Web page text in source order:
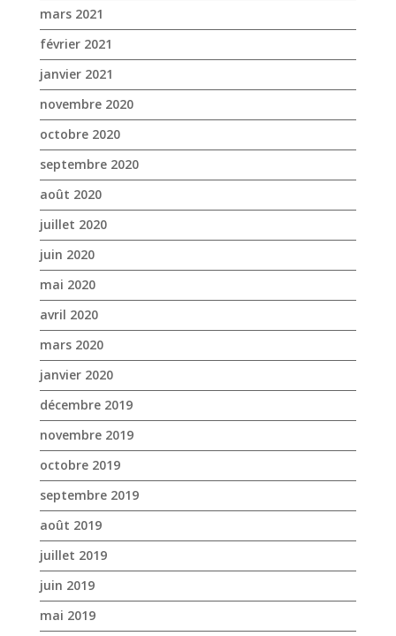
septembre 2020
août 2020
juillet 2020
juin 2020
mai 2020
avril 2020
mars 2020
janvier 2020
décembre 2019
novembre 2019
octobre 2019
septembre 2019
août 2019
juillet 2019
juin 2019
mai 2019
avril 2019
mars 2019
février 2019
janvier 2019
décembre 2018